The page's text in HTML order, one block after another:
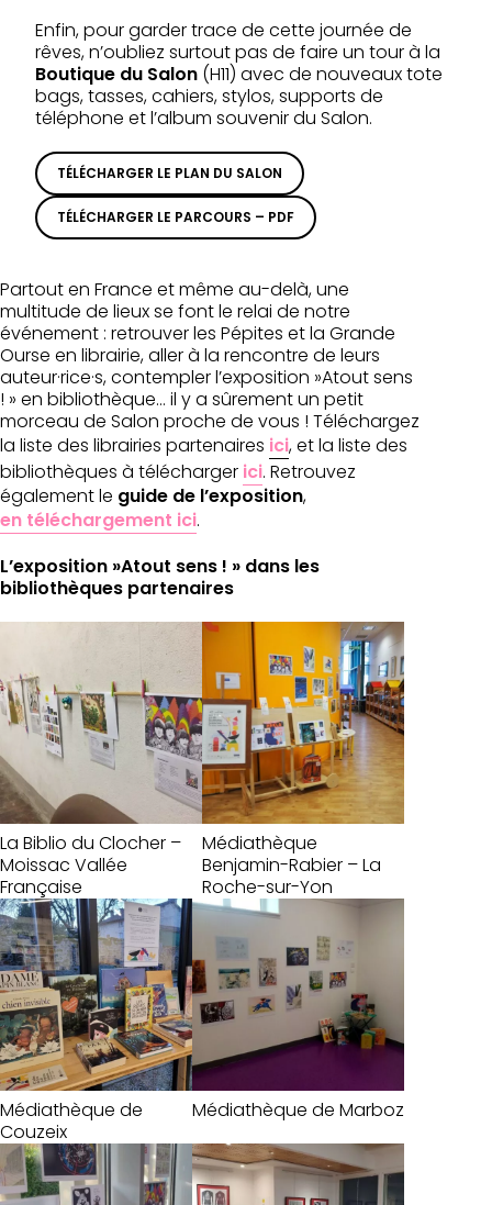
Enfin, pour garder trace de cette journée de
rêves, n’oubliez surtout pas de faire un tour à la
Boutique du Salon (H11) avec de nouveaux tote
bags, tasses, cahiers, stylos, supports de
téléphone et l’album souvenir du Salon.
TÉLÉCHARGER LE PLAN DU SALON
TÉLÉCHARGER LE PARCOURS – PDF
Partout en France et même au-delà, une
multitude de lieux se font le relai de notre
événement : retrouver les Pépites et la Grande
Ourse en librairie, aller à la rencontre de leurs
auteur·rice·s, contempler l’exposition »Atout sens
! » en bibliothèque… il y a sûrement un petit
morceau de Salon proche de vous ! Téléchargez
la liste des librairies partenaires ici, et la liste des
bibliothèques à télécharger ici. Retrouvez
également le guide de l’exposition,
en téléchargement ici.
L’exposition »Atout sens ! » dans les
bibliothèques partenaires
La Biblio du Clocher –
Moissac Vallée
Française
Médiathèque
Benjamin-Rabier – La
Roche-sur-Yon
Médiathèque de
Couzeix
Médiathèque de Marboz